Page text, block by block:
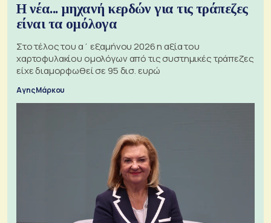
Η νέα... μηχανή κερδών για τις τράπεζες
είναι τα ομόλογα
Στο τέλος του α΄ εξαμήνου 2026 η αξία του
χαρτοφυλακίου ομολόγων από τις συστημικές τράπεζες
είχε διαμορφωθεί σε 95 δισ. ευρώ
Αγης Μάρκου